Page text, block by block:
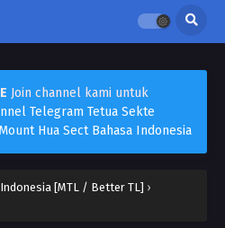
Join channel kami untuk
Telegram Tetua Sekte
Hua Sect Bahasa Indonesia
[MTL / Better TL] ›